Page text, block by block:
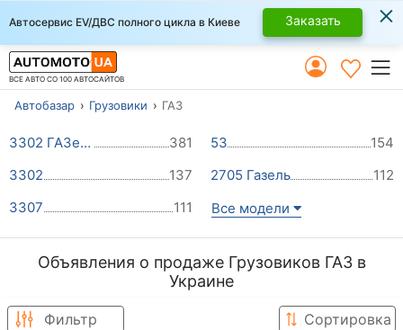
Автосервис EV/ДВС полного цикла в Киеве Заказать ×
ВСЕ АВТО СО 100 АВТОСАЙТОВ
Автобазар Грузовики ГАЗ
3302 ГАЗель 381 53
154
3302
137 2705 Газель
112
3307
111 Все модели
Объявления о продаже Грузовиков ГАЗ в
Украине
Фильтр Сортировка